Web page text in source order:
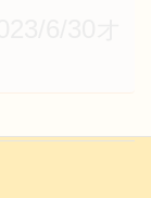
6/30オ